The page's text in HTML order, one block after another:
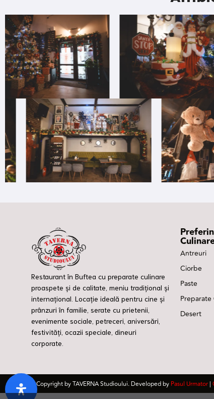
Restaurant în Buftea cu preparate culinare
proaspete și de calitate, meniu tradițional și
internațional. Locație ideală pentru cine și
prânzuri în familie, serate cu prietenii,
evenimente sociale, petreceri, aniversări,
festivități, ocazii speciale, dineuri
corporate.
Antreuri
Ciorbe
Paste
Preparate
Desert
@Copyright by TAVERNA Studioului. Developed by Pasul Urmator |